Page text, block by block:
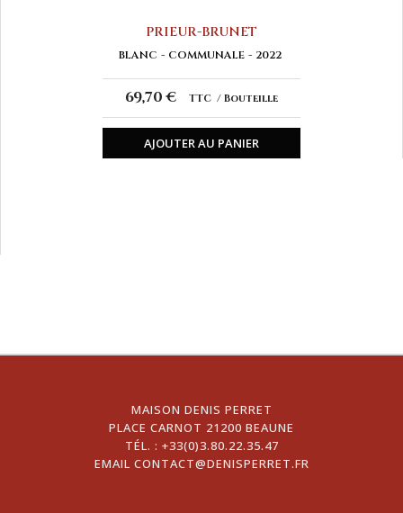
PRIEUR-BRUNET
BLANC COMMUNALE 2022
69,70 € TTC Bouteille
AJOUTER AU PANIER
MAISON DENIS PERRET
PLACE CARNOT 21200 BEAUNE
TÉL. : +33(0)3.80.22.35.47
EMAIL CONTACT@DENISPERRET.FR